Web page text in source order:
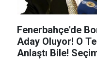
Fenerbahçe'de
Aday Oluyor! O
Anlaştı Bile!